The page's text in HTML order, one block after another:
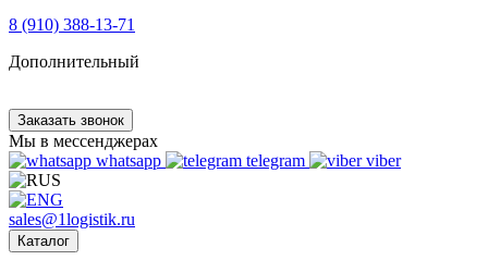
8 (910) 388-13-71
Дополнительный
Заказать звонок
Мы в мессенджерах
whatsapp
telegram viber
sales@1logistik.ru
Каталог